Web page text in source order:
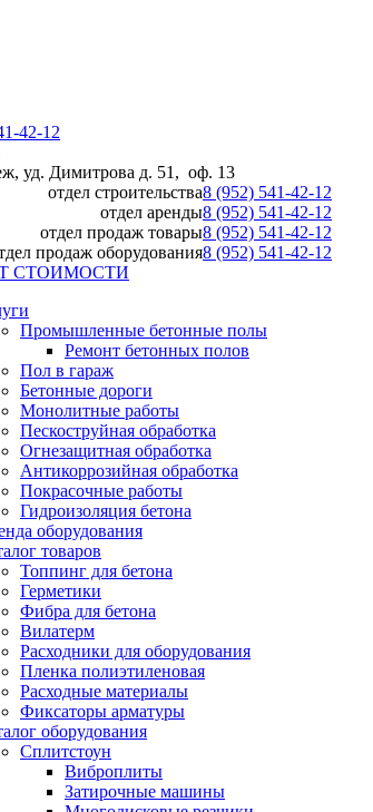
42-12
уд. Димитрова д. 51, оф. 13
отдел строительства8 (952) 541-42-12
отдел аренды8 (952) 541-42-12
отдел продаж товары8 (952) 541-42-12
продаж оборудования8 (952) 541-42-12
СТОИМОСТИ
Промышленные бетонные полы
Ремонт бетонных полов
Пол в гараж
Бетонные дороги
Монолитные работы
Пескоструйная обработка
Огнезащитная обработка
Антикоррозийная обработка
Покрасочные работы
Гидроизоляция бетона
оборудования
товаров
Топпинг для бетона
Герметики
Фибра для бетона
Вилатерм
Расходники для оборудования
Пленка полиэтиленовая
Расходные материалы
Фиксаторы арматуры
оборудования
Сплитстоун
Виброплиты
Затирочные машины